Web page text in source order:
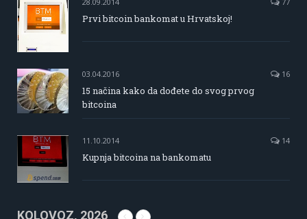
Prvi bitcoin bankomat u Hrvatskoj!
03.04.2016 16
15 načina kako da dođete do svog prvog
bitcoina
11.10.2014 14
Kupnja bitcoina na bankomatu
KOLOVOZ, 2026